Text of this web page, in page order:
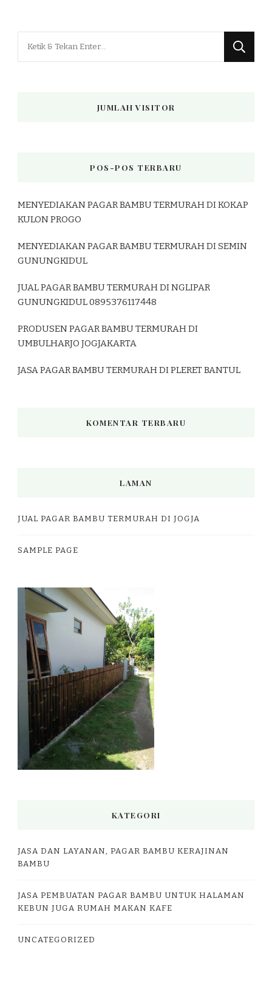
Mencari
JUMLAH VISITOR
POS-POS TERBARU
MENYEDIAKAN PAGAR BAMBU TERMURAH DI KOKAP
KULON PROGO
MENYEDIAKAN PAGAR BAMBU TERMURAH DI SEMIN
GUNUNGKIDUL
JUAL PAGAR BAMBU TERMURAH DI NGLIPAR
GUNUNGKIDUL 0895376117448
PRODUSEN PAGAR BAMBU TERMURAH DI
UMBULHARJO JOGJAKARTA
JASA PAGAR BAMBU TERMURAH DI PLERET BANTUL
KOMENTAR TERBARU
LAMAN
JUAL PAGAR BAMBU TERMURAH DI JOGJA
SAMPLE PAGE
KATEGORI
JASA DAN LAYANAN, PAGAR BAMBU KERAJINAN
BAMBU
JASA PEMBUATAN PAGAR BAMBU UNTUK HALAMAN
KEBUN JUGA RUMAH MAKAN KAFE
UNCATEGORIZED